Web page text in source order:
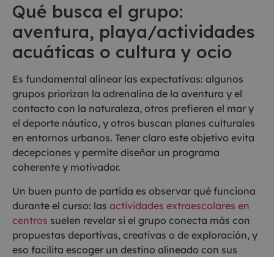
Qué busca el grupo:
aventura, playa/actividades
acuáticas o cultura y ocio
Es fundamental alinear las expectativas: algunos
grupos priorizan la adrenalina de la aventura y el
contacto con la naturaleza, otros prefieren el mar y
el deporte náutico, y otros buscan planes culturales
en entornos urbanos. Tener claro este objetivo evita
decepciones y permite diseñar un programa
coherente y motivador.
Un buen punto de partida es observar qué funciona
durante el curso: las actividades extraescolares en
centros suelen revelar si el grupo conecta más con
propuestas deportivas, creativas o de exploración, y
eso facilita escoger un destino alineado con sus